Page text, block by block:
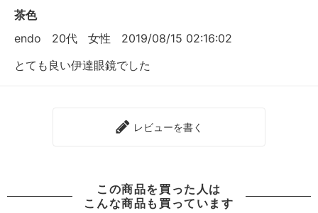
茶色
endo
20代 女性
2019/08/15 02:16:02
とても良い伊達眼鏡でした
レビューを書く
この商品を買った人は
こんな商品も買っています